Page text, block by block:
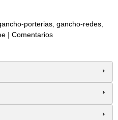
porterias gancho-redes
| Comentarios